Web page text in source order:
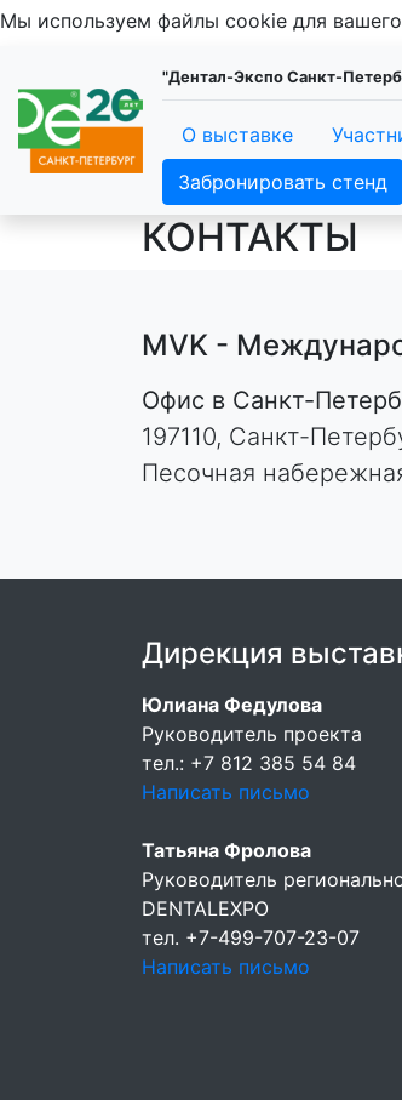
Мы используем файлы cookie для
"Дентал-Экспо Санкт-
О выставке
Забронировать стенд
КОНТАКТЫ
MVK -
Офис в Санкт-
197110, Санкт-
Песочная
Дирекция
Юлиана Федулова
Руководитель проекта
тел.: +7 812 385 54 84
Написать письмо
Татьяна Фролова
Руководитель
DENTALEXPO
тел. +7-499-707-23-07
Написать письмо